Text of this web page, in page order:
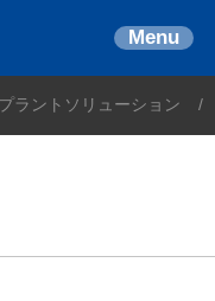
Menu
プラントソリューション